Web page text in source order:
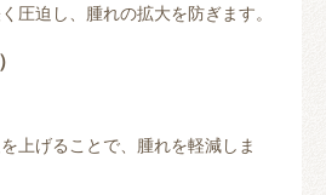
圧迫し、腫れの拡大を防ぎます。
上げることで、腫れを軽減しま